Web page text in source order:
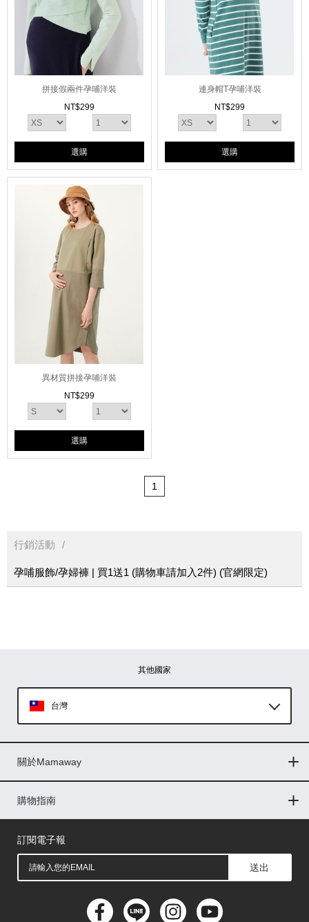
拼接假兩件孕哺洋裝
NT$299
選購
連身帽T孕哺洋裝
NT$299
選購
異材質拼接孕哺洋裝
NT$299
選購
1
行銷活動
孕哺服飾/孕婦褲 | 買1送1 (購物車請加入2件) (官網限定)
其他國家
台灣
印尼
菲律賓
馬來西亞
關於Mamaway
門市據點
最新消息
品牌故事
人力招募
媒體花絮
隱私權聲明
CSR企業社會責任
購物指南
購物常見問題
退換貨問題
儲值金使用條款
購買儲值金
發票問題
會員權益
線上留言
吸乳器-免費體驗
訂閱電子報
送出